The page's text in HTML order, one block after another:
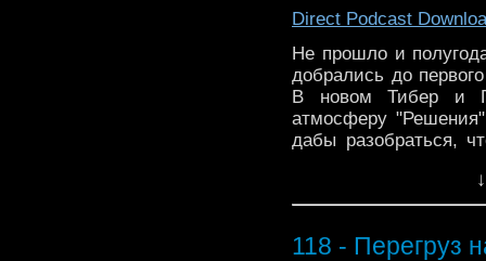
Direct Podcast
Не прошло и
добрались до
В новом Тибер и
атмосферу
дабы разобраться,
Галлифрея" -
всему
118 - Перегруз